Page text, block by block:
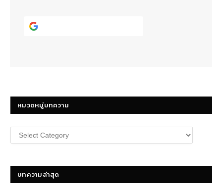
หมวดหมู่บทความ
หมวด
หมู่
บทความล่าสุด